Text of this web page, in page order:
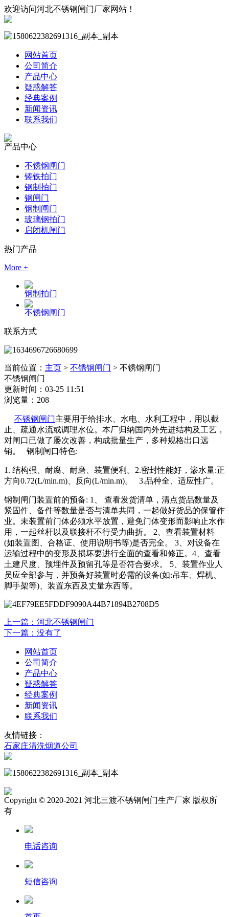
欢迎访问河北不锈钢闸门厂家网站！
网站首页
公司简介
产品中心
疑惑解答
经典案例
新闻资讯
联系我们
产品中心
不锈钢闸门
铸铁拍门
钢制拍门
钢闸门
钢制闸门
玻璃钢拍门
启闭机闸门
热门产品
More +
钢制拍门
不锈钢闸门
联系方式
当前位置： 主页 > 不锈钢闸门 > 不锈钢闸门
不锈钢闸门
更新时间：03-25 11:51
浏览量：208
不锈钢闸门主要用于给排水、水电、水利工程中，用以截
止、疏通水流或调理水位。本厂归纳国内外先进结构及工艺，
对闸口已做了屡次改善，构成批量生产，多种规格出口远
销。 钢制闸口特色:
1. 结构强、耐腐、耐磨、装置便利。2.密封性能好，渗水量:正
方向0.72(L/min.m)、反向(L/min.m)。 3.品种全、适应性广。
钢制闸门装置前的预备: 1、 查看发货清单，清点货品数量及
紧固件、备件等数量是否与清单共同，一起做好货品的保管作
业。未装置前门体必须水平放置，避免门体变形而影响止水作
用，一起丝杆以及联接杆不行受力曲折。 2、查看装置材料
(如装置图、合格证、使用说明书等)是否完全。 3、对设备在
运输过程中的变形及损坏要进行全面的查看和修正。4、查看
土建尺度、预埋件及预留孔等是否符合要求。 5、装置作业人
员应全部参与，并预备好装置时必需的设备(如:吊车、焊机、
脚手架等)、装置东西及丈量东西等。
上一篇：河北不锈钢闸门
下一篇：没有了
网站首页
公司简介
产品中心
疑惑解答
经典案例
新闻资讯
联系我们
友情链接：
石家庄清洗烟道公司
Copyright © 2020-2021 河北三渡不锈钢闸门生产厂家 版权所
有
电话咨询
短信咨询